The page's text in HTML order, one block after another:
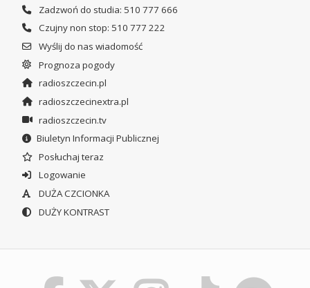
Zadzwoń do studia: 510 777 666
Czujny non stop: 510 777 222
Wyślij do nas wiadomość
Prognoza pogody
radioszczecin.pl
radioszczecinextra.pl
radioszczecin.tv
Biuletyn Informacji Publicznej
Posłuchaj teraz
Logowanie
DUŻA CZCIONKA
DUŻY KONTRAST